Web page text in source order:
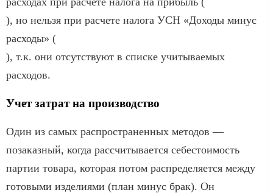
), но нельзя при расчете налога УСН «‎Доходы минус
расходы» (
), т.к. они отсутствуют в списке учитываемых
расходов.
Учет затрат на производство
Один из самых распространенных методов —
позаказный, когда рассчитывается себестоимость
партии товара, которая потом распределяется между
готовыми изделиями (план минус брак). Он